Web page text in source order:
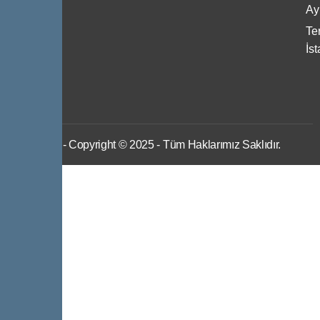
- Copyright © 2025 - Tüm Haklarımız Saklıdır.